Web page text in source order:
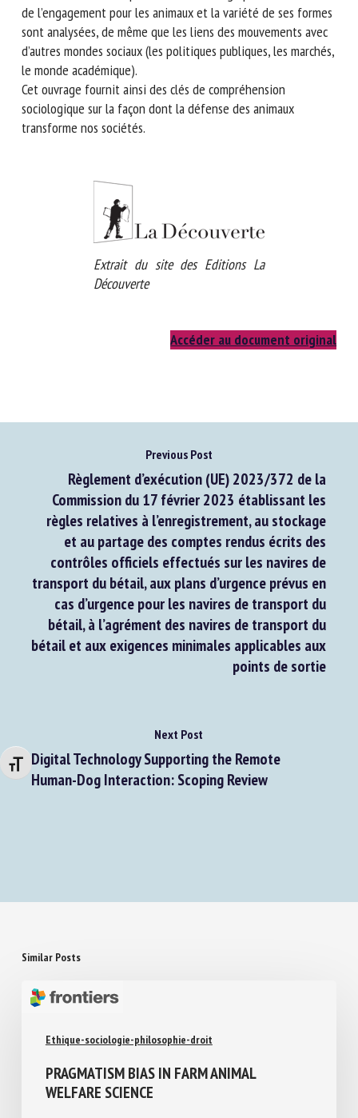
Changer la taille de la police
mobilisations contemporaines sont cartographiées. Les
raisons de l’engagement pour les animaux et la variété de
ses formes sont analysées, de même que les liens des
mouvements avec d’autres mondes sociaux (les politiques
publiques, les marchés, le monde académique).
Cet ouvrage fournit ainsi des clés de compréhension
sociologique sur la façon dont la défense des animaux
Extrait du site des Editions La
Previous Post
Règlement d’exécution (UE) 2023/372 de la
Commission du 17 février 2023 établissant les
règles relatives à l’enregistrement, au stockage
et au partage des comptes rendus écrits des
contrôles officiels effectués sur les navires de
transport du bétail, aux plans d’urgence prévus en
cas d’urgence pour les navires de transport du
bétail, à l’agrément des navires de transport du
bétail et aux exigences minimales applicables aux
Next Post
Digital Technology Supporting the Remote
PRAGMATISM BIAS IN FARM ANIMAL
En soumettant ce formulaire, j'accepte que les
informations saisies soient utilisées dans le cadre de la
relation avec le CNR BEA. *
Les champs suivis de * sont obligatoires